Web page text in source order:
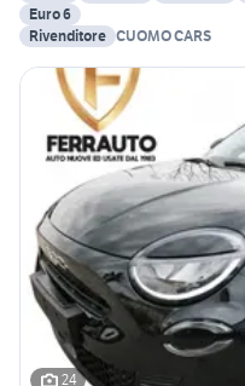
Euro 6
Rivenditore CUOMO CARS
24